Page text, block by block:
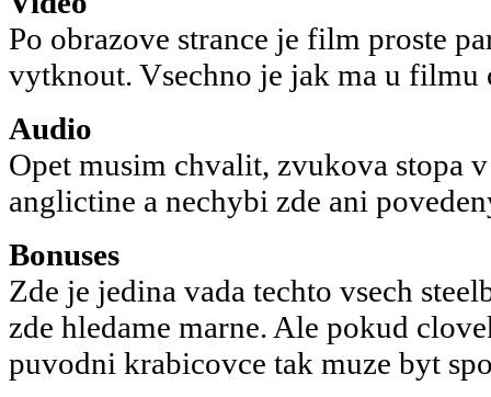
Po obrazove strance je film proste
vytknout. Vsechno je jak ma u
Audio
Opet musim chvalit, zvukova stopa
anglictine a nechybi zde ani
Bonuses
Zde je jedina vada techto vsech
zde hledame marne. Ale pokud
puvodni krabicovce tak muze byt